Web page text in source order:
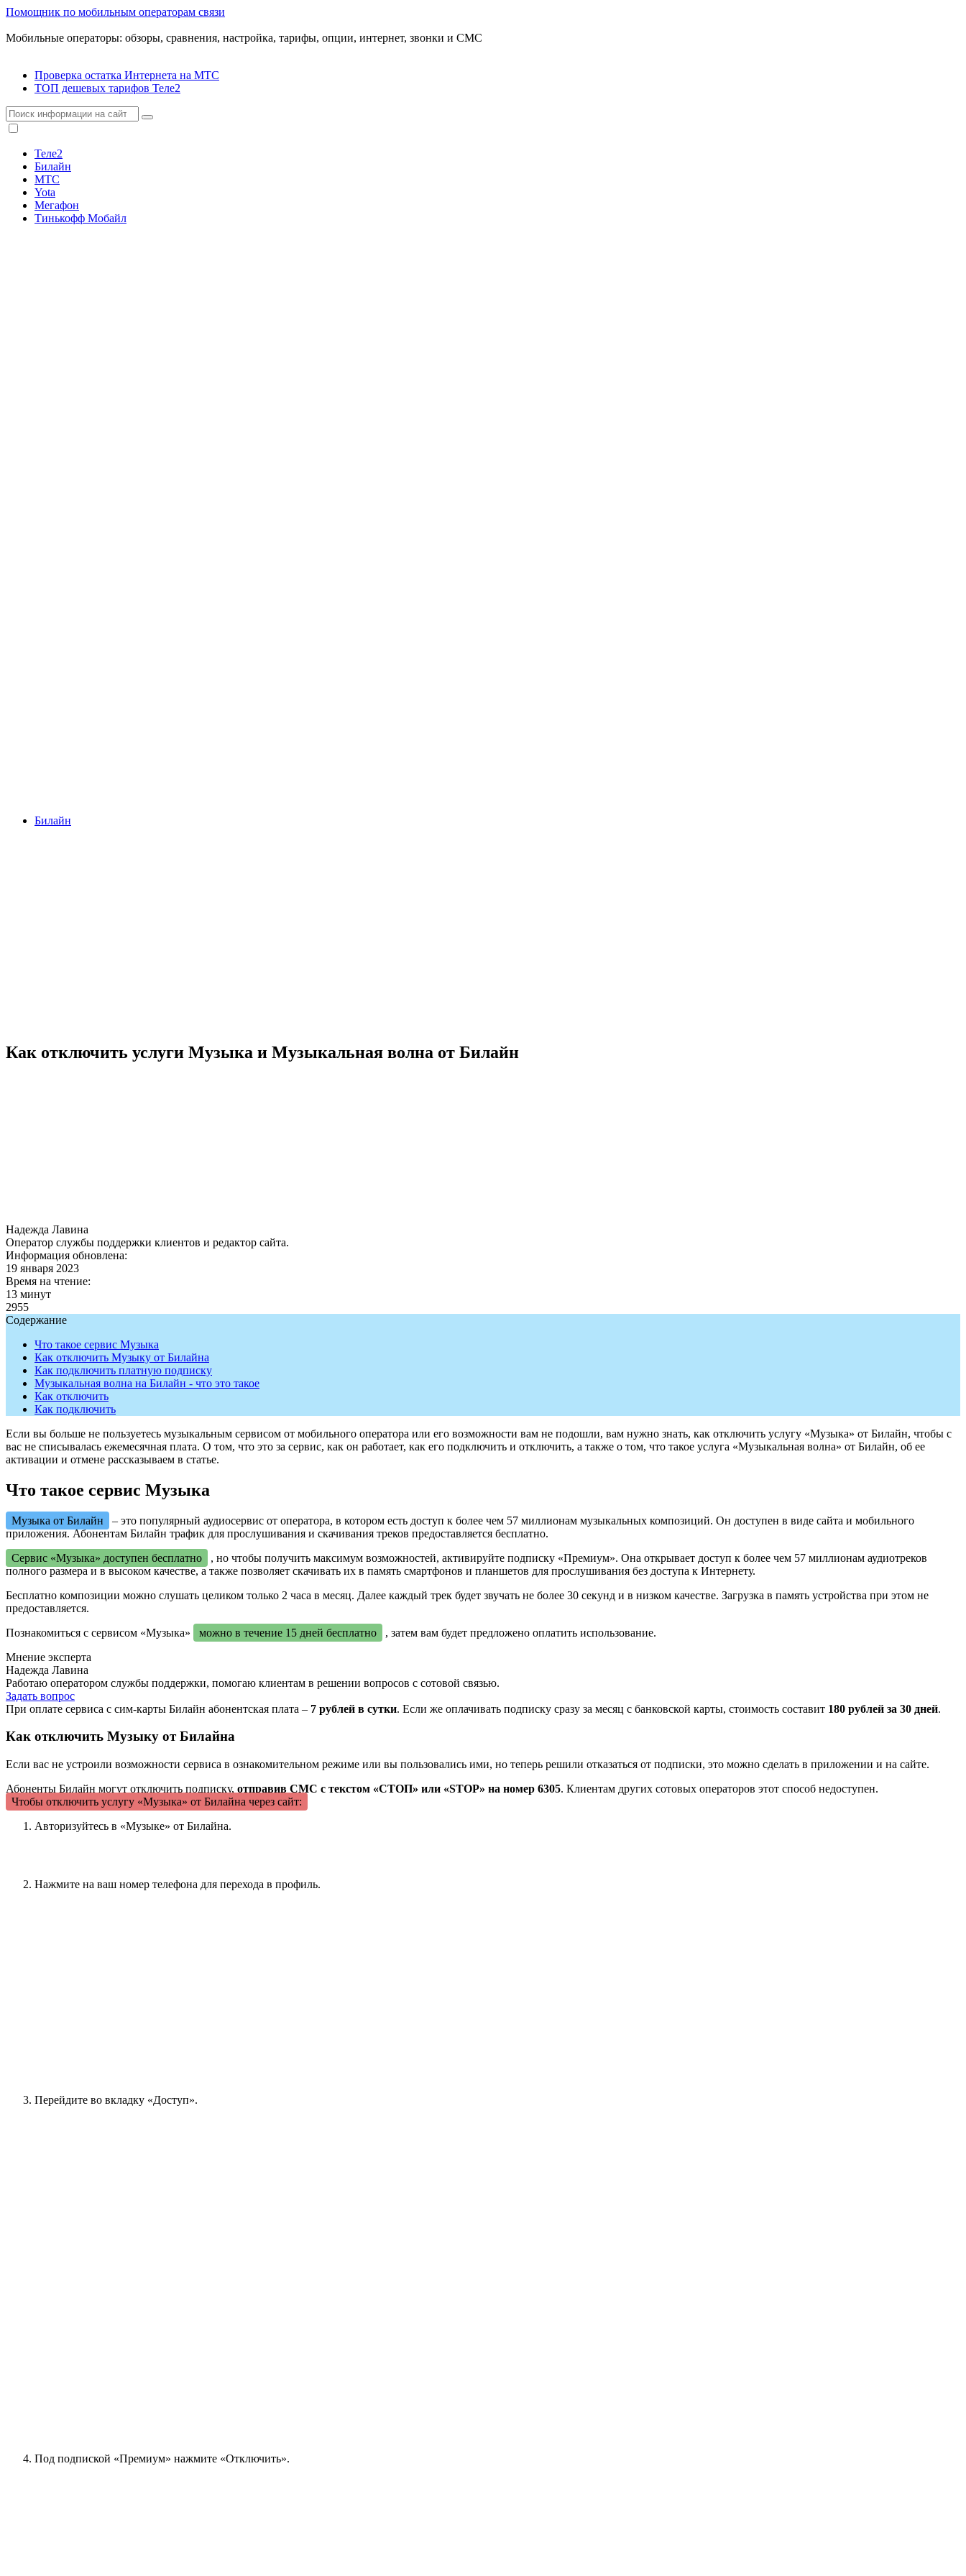
Помощник по мобильным операторам связи
Мобильные операторы: обзоры, сравнения, настройка, тарифы, опции, интернет, звонки и СМС
Проверка остатка Интернета на МТС
ТОП дешевых тарифов Теле2
Теле2
Билайн
МТС
Yota
Мегафон
Тинькофф Мобайл
Билайн
Как отключить услуги Музыка и Музыкальная волна от Билайн
Надежда Лавина
Оператор службы поддержки клиентов и редактор сайта.
Информация обновлена:
19 января 2023
Время на чтение:
13 минут
2955
Содержание
Что такое сервис Музыка
Как отключить Музыку от Билайна
Как подключить платную подписку
Музыкальная волна на Билайн - что это такое
Как отключить
Как подключить
Если вы больше не пользуетесь музыкальным сервисом от мобильного оператора или его возможности вам не подошли, вам нужно знать, как отключить услугу «Музыка» от Билайн, чтобы с
вас не списывалась ежемесячная плата. О том, что это за сервис, как он работает, как его подключить и отключить, а также о том, что такое услуга «Музыкальная волна» от Билайн, об ее
активации и отмене рассказываем в статье.
Что такое сервис Музыка
Музыка от Билайн
– это популярный аудиосервис от оператора, в котором есть доступ к более чем 57 миллионам музыкальных композиций. Он доступен в виде сайта и мобильного
приложения. Абонентам Билайн трафик для прослушивания и скачивания треков предоставляется бесплатно.
Сервис «Музыка» доступен бесплатно
, но чтобы получить максимум возможностей, активируйте подписку «Премиум». Она открывает доступ к более чем 57 миллионам аудиотреков
полного размера и в высоком качестве, а также позволяет скачивать их в память смартфонов и планшетов для прослушивания без доступа к Интернету.
Бесплатно композиции можно слушать целиком только 2 часа в месяц. Далее каждый трек будет звучать не более 30 секунд и в низком качестве. Загрузка в память устройства при этом не
предоставляется.
Познакомиться с сервисом «Музыка»
можно в течение 15 дней бесплатно
, затем вам будет предложено оплатить использование.
Мнение эксперта
Надежда Лавина
Работаю оператором службы поддержки, помогаю клиентам в решении вопросов с сотовой связью.
Задать вопрос
При оплате сервиса с сим-карты Билайн абонентская плата – 7 рублей в сутки. Если же оплачивать подписку сразу за месяц с банковской карты, стоимость составит 180 рублей за 30 дней.
Как отключить Музыку от Билайна
Если вас не устроили возможности сервиса в ознакомительном режиме или вы пользовались ими, но теперь решили отказаться от подписки, это можно сделать в приложении и на сайте.
Абоненты Билайн могут отключить подписку, отправив СМС с текстом «СТОП» или «STOP» на номер 6305. Клиентам других сотовых операторов этот способ недоступен.
Чтобы отключить услугу «Музыка» от Билайна через сайт:
Авторизуйтесь в «Музыке» от Билайна.
Нажмите на ваш номер телефона для перехода в профиль.
Перейдите во вкладку «Доступ».
Под подпиской «Премиум» нажмите «Отключить».